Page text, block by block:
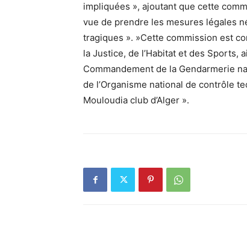
impliquées », ajoutant que cette
vue de prendre les mesures légales
tragiques ». »Cette commission est
la Justice, de l’Habitat et des Sports,
Commandement de la Gendarmerie
de l’Organisme national de contrôle
Mouloudia club d’Alger ».